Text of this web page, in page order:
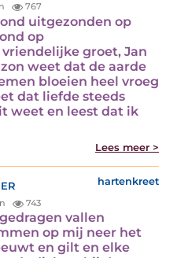
767
uitgezonden op
op
groet, Jan
weet dat de aarde
bloeien heel vroeg
dat liefde steeds
weet en leest dat ik
Lees meer >
hartenkreet
743
vallen
op mij neer het
en gilt en elke